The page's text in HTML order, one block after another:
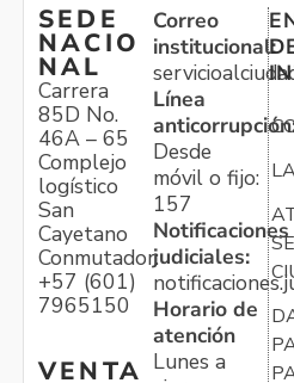
SEDE
NACIO
NAL
Carrera
85D No.
46A – 65
Complejo
logístico
San
Cayetano
Conmutador:
+57 (601)
7965150
VENTA
Correo
institucional:
Línea
Desde
móvil o fijo:
157
Notificaciones
judiciales:
Horario de
atención
Lunes a